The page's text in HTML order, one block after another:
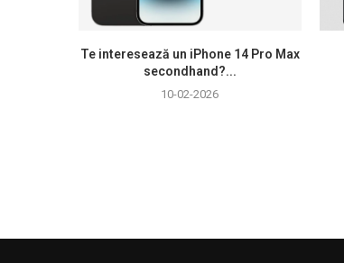
Te interesează un iPhone 14 Pro Max
secondhand?...
10-02-2026